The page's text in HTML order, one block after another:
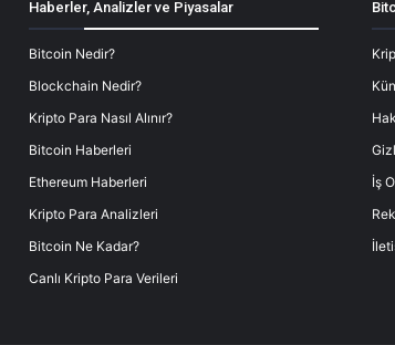
Haberler, Analizler ve Piyasalar
Bitcoin Nedir?
Blockchain Nedir?
Kripto Para Nasıl Alınır?
Bitcoin Haberleri
Ethereum Haberleri
Kripto Para Analizleri
Bitcoin Ne Kadar?
Canlı Kripto Para Verileri
İş